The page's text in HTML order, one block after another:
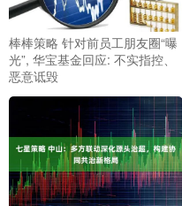
棒棒策略 针对前员工朋友圈“曝
光”, 华宝基金回应: 不实指控、
恶意诋毁